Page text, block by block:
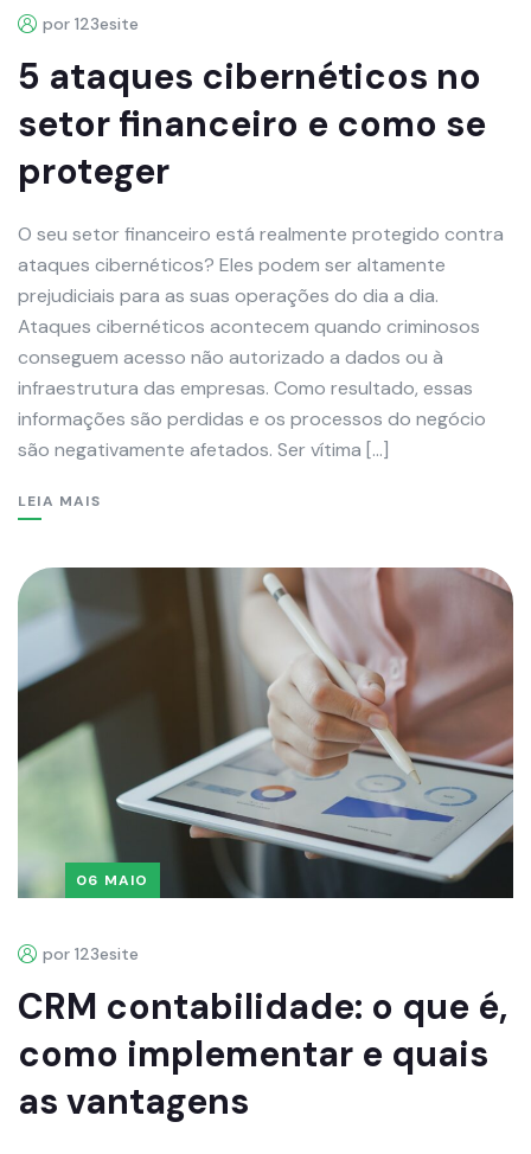
por 123esite
5 ataques cibernéticos no
setor financeiro e como se
proteger
O seu setor financeiro está realmente protegido contra
ataques cibernéticos? Eles podem ser altamente
prejudiciais para as suas operações do dia a dia.
Ataques cibernéticos acontecem quando criminosos
conseguem acesso não autorizado a dados ou à
infraestrutura das empresas. Como resultado, essas
informações são perdidas e os processos do negócio
são negativamente afetados. Ser vítima […]
LEIA MAIS
06 MAIO
por 123esite
CRM contabilidade: o que é,
como implementar e quais
as vantagens